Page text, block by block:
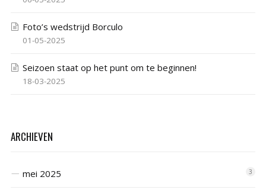
Foto’s wedstrijd Borculo
01-05-2025
Seizoen staat op het punt om te beginnen!
18-03-2025
ARCHIEVEN
mei 2025 3